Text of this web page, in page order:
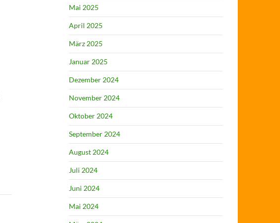
Mai 2025
April 2025
März 2025
Januar 2025
Dezember 2024
November 2024
Oktober 2024
September 2024
August 2024
Juli 2024
Juni 2024
Mai 2024